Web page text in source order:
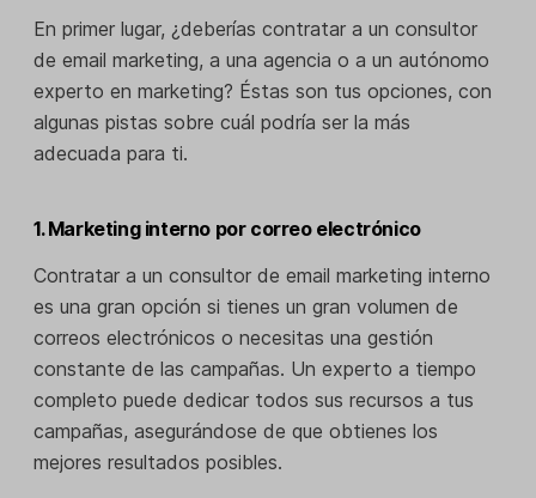
En primer lugar, ¿deberías contratar a un consultor
de email marketing, a una agencia o a un autónomo
experto en marketing? Éstas son tus opciones, con
algunas pistas sobre cuál podría ser la más
adecuada para ti.
1. Marketing interno por correo electrónico
Contratar a un consultor de email marketing interno
es una gran opción si tienes un gran volumen de
correos electrónicos o necesitas una gestión
constante de las campañas. Un experto a tiempo
completo puede dedicar todos sus recursos a tus
campañas, asegurándose de que obtienes los
mejores resultados posibles.